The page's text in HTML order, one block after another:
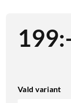
199:
Vald variant